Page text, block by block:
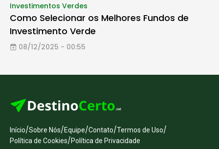
Investimentos Verdes
Como Selecionar os Melhores Fundos de
Investimento Verde
08/12/2025 - 00:55
Início/Sobre Nós/Equipe/Contato/Termos de Uso/
Política de Cookies/Política de Privacidade